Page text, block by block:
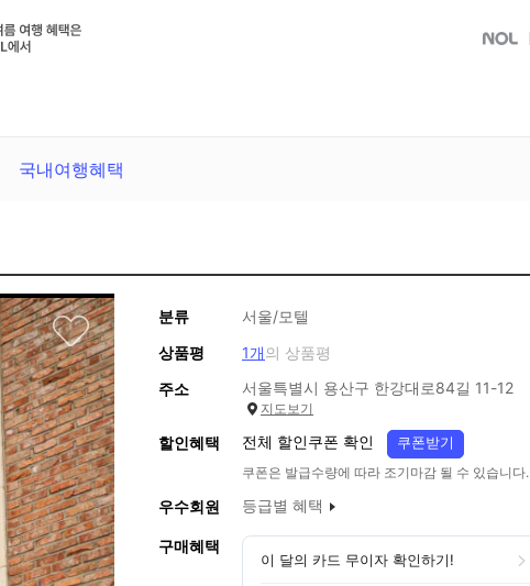
NOL
국내여행혜택
분류
서울/모텔
상품평
1개의 상품평
주소
서울특별시 용산구 한강대로84길 11-12
지도보기
할인혜택 전체 할인쿠폰 확인 쿠폰받기
쿠폰은 발급수량에 따라 조기마감 될 수 있습니다.
우수회원 등급별 혜택
구매혜택
이 달의 카드 무이자 확인하기!